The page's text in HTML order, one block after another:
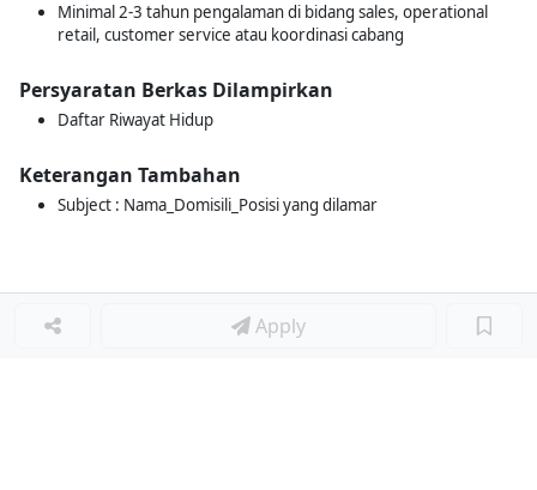
Minimal 2-3 tahun pengalaman di bidang sales, operational
retail, customer service atau koordinasi cabang
Persyaratan Berkas Dilampirkan
Daftar Riwayat Hidup
Keterangan Tambahan
Subject : Nama_Domisili_Posisi yang dilamar
Apply